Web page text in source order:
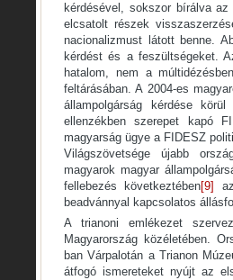
kérdésével, sokszor bírálva
elcsatolt részek
nacionalizmust látott benne.
kérdést és a feszültségeket.
hatalom, nem a
feltárásában. A 2004-es
állampolgárság kérdése
ellenzékben szerepet kapó
magyarság ügye a FIDESZ
Világszövetsége újabb
magyarok magyar
fellebezés következtében[9]
beadvánnyal kapcsolatos
A trianoni emlékezet
Magyarország közéletében.
ban Várpalotán a Trianon
átfogó ismereteket nyújt az